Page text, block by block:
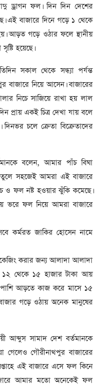
ড্রাগন ফল। দিন দিন দেশের
এই বাজারে দিনে গড়ে ১ থেকে
আড়ত গড়ে ওঠার ফলে স্থানীয়
হয়েছে।
সকাল থেকে সন্ধ্যা পর্যন্ত
নিয়ে আসেন। বাজারের
নিচে সাজিয়ে রাখা হয় লাল
প্রায় একই চিত্র দেখা যায় বলে
চলে ক্রেতা বিক্রেতাদের
বলেন, আমার পাঁচ বিঘা
সহজেই আমরা এই বাজারে
ও ফল নষ্ট হওয়ার ঝুঁকি কমেছে।
ভরে ফল নিয়ে আমরা বাজারে
কর্মরত জাকির হোসেন নামে
করার জন্য আলাদা আলাদা
থেকে ১৫ হাজার টাকা আয়
আড়তে কাজ করে মাসে ১৫
গড়ে ওঠায় অনেক মানুষের
আব্দুস সামাদ দেশ বর্তমানকে
গেলেও গৌরীনাথপুর বাজারের
এই বাজারে এসে ফল কিনে
আমার মতো অনেকেই ফল